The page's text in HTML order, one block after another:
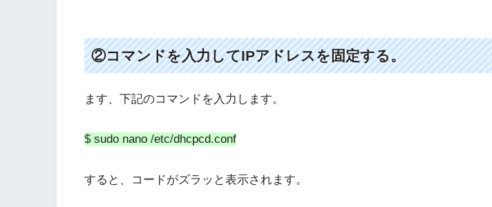
②コマンドを入力してIPアドレスを固定する。
ます、下記のコマンドを入力します。
$ sudo nano /etc/dhcpcd.conf
すると、コードがズラッと表示されます。